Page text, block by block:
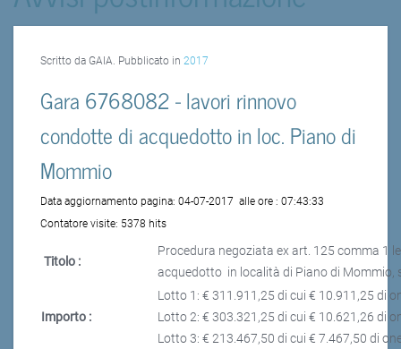
Scritto da GAIA. Pubblicato in 2017
Gara 6768082 - lavori rinnovo
condotte di acquedotto in loc. Piano di
Mommio
Data aggiornamento pagina: 04-07-2017 alle ore : 07:43:33
Contatore visite: 5378 hits
Titolo :
Procedura negoziata ex art. 125 comma 1
acquedotto in località di Piano di Mommio,
Importo :
Lotto 1: € 311.911,25 di cui € 10.911,25 di
Lotto 2: € 303.321,25 di cui € 10.621,26 di
Lotto 3: € 213.467,50 di cui € 7.467,50 di